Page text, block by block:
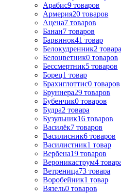
Арабис9 товаров
Армерия20 товаров
Ацена7 товаров
Банан7 товаров
Барвинок41 товар
Белокудренник2 товара
Белоцветник0 товаров
Бессмертник5 товаров
Борец1 товар
Брахиглоттис0 товаров
Бруннера29 товаров
Бубенчик0 товаров
Будра2 товара
Бузульник16 товаров
Василёк7 товаров
Василисник6 товаров
Василистник1 товар
Вербена19 товаров
Вероникаструм4
Ветреница73 товара
Воробейник1 товар
Вязель0 товаров